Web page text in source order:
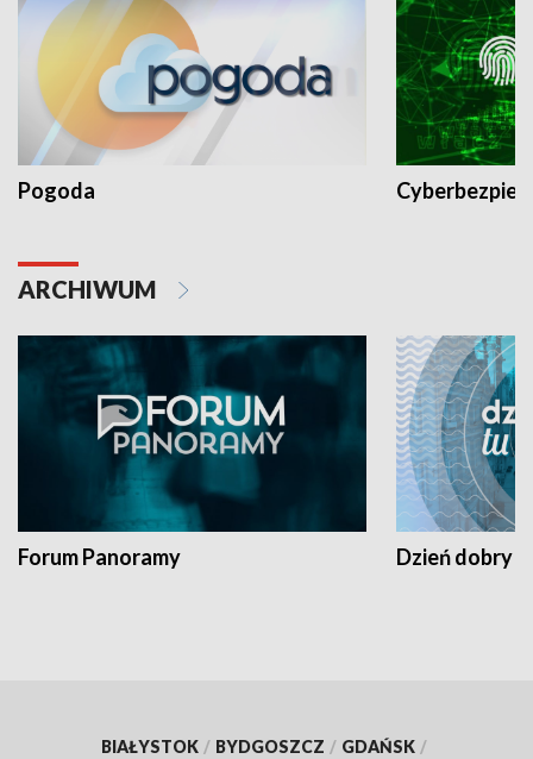
Pogoda
ARCHIWUM
Forum Panoramy Dzień dobry
BIAŁYSTOK / BYDGOSZCZ / GDAŃSK /